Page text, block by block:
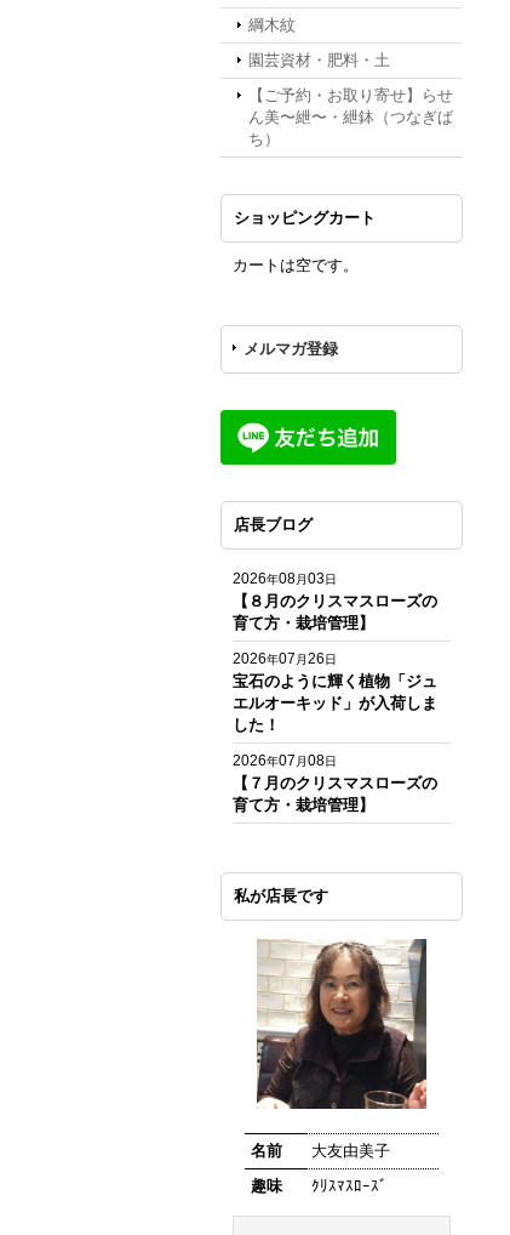
綱木紋
園芸資材・肥料・土
【ご予約・お取り寄せ】らせ
ん美〜紲〜・紲鉢（つなぎば
ち）
ショッピングカート
カートは空です。
メルマガ登録
店長ブログ
2026年08月03日
【８月のクリスマスローズの
育て方・栽培管理】
2026年07 月26日
宝石のように輝く植物「ジュ
エルオーキッド」が入荷しま
した！
2026年07 月08日
【７月のクリスマスローズの
育て方・栽培管理】
私が店長です
名前
大友由美子
趣味
ｸﾘｽﾏｽﾛｰｽﾞ